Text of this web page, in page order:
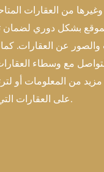
وغيرها من العقارات
الموقع بشكل دوري
والصور عن العقارات. كما
مع وسطاء
من المعلومات أو
على العقارات التي يهتمون بها.